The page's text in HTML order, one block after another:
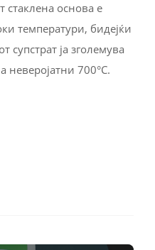
стаклена основа е
температури, бидејќи
супстрат ја зголемува
неверојатни 700°C.